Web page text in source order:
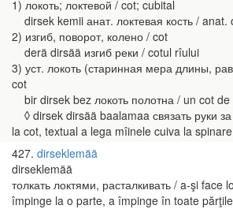
1) локоть; локтевой / cot; cubital
dirsek kemii анат. локтевая кость / anat.
2) изгиб, поворот, колено / cot
derä dirsää изгиб реки / cotul rîului
3) уст. локоть (старинная мера длины,
cot
bir dirsek bez локоть полотна / un cot
◊ dirsek dirsää baalamaa связать руки
la cot, textual a lega mîinele cuiva la spinare
427 dirseklemää
dirseklemää
толкать локтями, расталкивать / a-şi face
împinge la o parte, a împinge în toate părţile